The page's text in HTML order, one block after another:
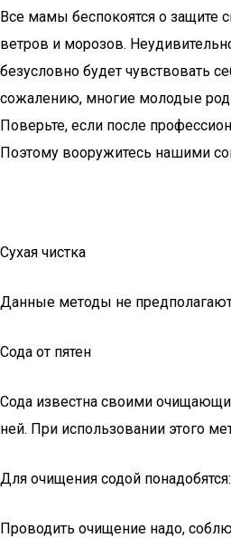
Все мамы беспокоятся о защите
ветров и морозов.
безусловно будет чувствовать
сожалению, многие молодые
Поверьте, если после
Поэтому вооружитесь нашими
Сухая чистка
Данные методы не
Сода от пятен
Сода известна своими
ней. При использовании этого
Для очищения содой
Проводить очищение надо,